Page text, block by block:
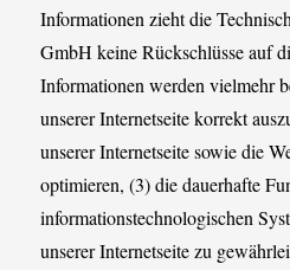
Informationen zieht die
GmbH keine Rückschlüsse auf
Informationen werden vielmehr
unserer Internetseite korrekt
unserer Internetseite sowie die
optimieren, (3) die dauerhafte
informationstechnologischen
unserer Internetseite zu